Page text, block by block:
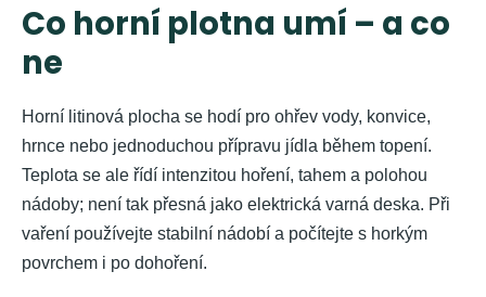
Co horní plotna umí – a co
ne
Horní litinová plocha se hodí pro ohřev vody, konvice,
hrnce nebo jednoduchou přípravu jídla během topení.
Teplota se ale řídí intenzitou hoření, tahem a polohou
nádoby; není tak přesná jako elektrická varná deska. Při
vaření používejte stabilní nádobí a počítejte s horkým
povrchem i po dohoření.